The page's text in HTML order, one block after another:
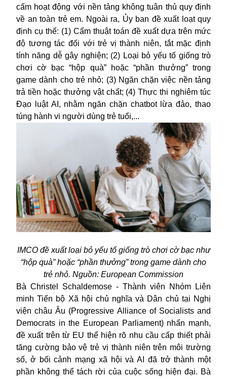
cấm hoạt động với nền tảng không tuân thủ quy định
về an toàn trẻ em. Ngoài ra, Ủy ban đề xuất loạt quy
định cụ thể: (1) Cấm thuật toán đề xuất dựa trên mức
độ tương tác đối với trẻ vị thành niên, tắt mặc định
tính năng dễ gây nghiện; (2) Loại bỏ yếu tố giống trò
chơi cờ bạc “hộp quà” hoặc “phần thưởng” trong
game dành cho trẻ nhỏ; (3) Ngăn chặn việc nền tảng
trả tiền hoặc thưởng vật chất; (4) Thực thi nghiêm túc
Đạo luật AI, nhằm ngăn chặn chatbot lừa đảo, thao
túng hành vi người dùng trẻ tuổi,...
IMCO đề xuất loại bỏ yếu tố giống trò chơi cờ bạc như
“hộp quà” hoặc “phần thưởng” trong game dành cho
trẻ nhỏ. Nguồn: European Commission
Bà Christel Schaldemose - Thành viên Nhóm Liên
minh Tiến bộ Xã hội chủ nghĩa và Dân chủ tại Nghị
viện châu Âu (Progressive Alliance of Socialists and
Democrats in the European Parliament) nhấn mạnh,
đề xuất trên từ EU thể hiện rõ nhu cầu cấp thiết phải
tăng cường bảo vệ trẻ vị thành niên trên môi trường
số, ở bối cảnh mạng xã hội và AI đã trở thành một
phần không thể tách rời của cuộc sống hiện đại. Bà